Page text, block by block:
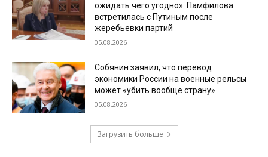
ожидать чего угодно». Памфилова
встретилась с Путиным после
жеребьевки партий
05.08.2026
Собянин заявил, что перевод
экономики России на военные рельсы
может «убить вообще страну»
05.08.2026
Загрузить больше